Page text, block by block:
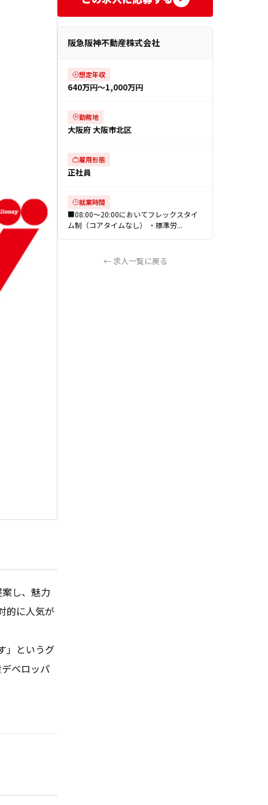
し、魅力
的に人気が
」というグ
ベロッパ
阪急阪神不動産株式会社
想定年収
640万円〜1,000万円
勤務地
大阪府 大阪市北区
雇用形態
正社員
就業時間
■08:00～20:00においてフレックスタイ
ム制（コアタイムなし） ・標準労...
← 求人一覧に戻る